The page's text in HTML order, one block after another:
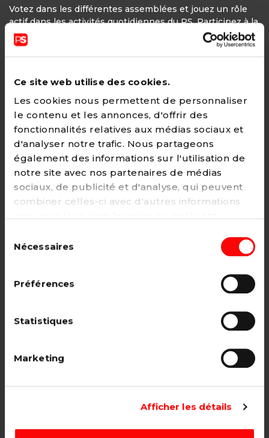
Ce site web utilise des cookies.
Les cookies nous permettent de personnaliser
le contenu et les annonces, d'offrir des
fonctionnalités relatives aux médias sociaux et
d'analyser notre trafic. Nous partageons
également des informations sur l'utilisation de
notre site avec nos partenaires de médias
sociaux, de publicité et d'analyse, qui peuvent
combiner celles-ci avec d'autres informations
services. Vous pouvez à tout moment modifier
politique
duNécessaires
Préférences
Statistiques
Marketing
Afficher les détails
Votez dans les différentes assemblées et jouez un rôle
actif dans les activités quotidiennes du PS. Participez à la
définition des positions politiques.
24€ - Paiement annuel
CHOISIR →
Adhésion
2€ - Paiement mensuel
Adhésion étudiant, pensionné, en
Adhésion étudiant, pensionné, en